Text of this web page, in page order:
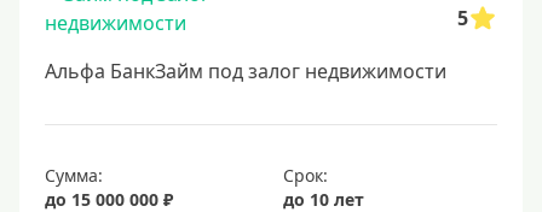
5
Альфа БанкЗайм под залог недвижимости
Сумма:
до 15 000 000 ₽
Срок:
до 10 лет